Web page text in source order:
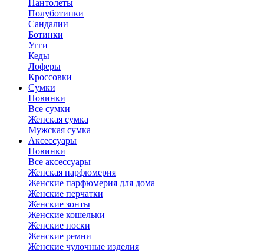
Пантолеты
Полуботинки
Сандалии
Ботинки
Угги
Кеды
Лоферы
Кроссовки
Сумки
Новинки
Все сумки
Женская сумка
Мужская сумка
Аксессуары
Новинки
Все аксессуары
Женская парфюмерия
Женские парфюмерия для дома
Женские перчатки
Женские зонты
Женские кошельки
Женские носки
Женские ремни
Женские чулочные изделия